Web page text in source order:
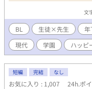
え子の大学生・百瀬智
って来たことで、二人
の強い長身高校生×さわ
非力な子供であることを
する少年の物語。
文
BL 生徒×先生 年
現代
学園 ハッピ
短編 完結 なし
お気に入り : 1,007 24h.ポ